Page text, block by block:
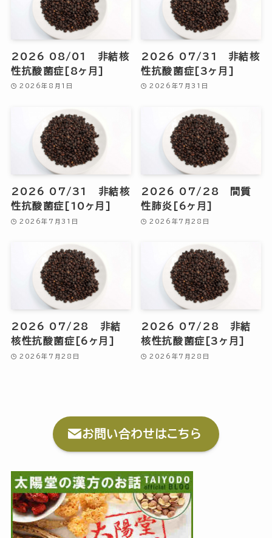
2026 08/01 非結核
性抗酸菌症[8ヶ月]
2026年8月1日
2026 07/31 非結核
性抗酸菌症[3ヶ月]
2026年7月31日
2026 07/31 非結核
性抗酸菌症[10ヶ月]
2026年7月31日
2026 07/28 間質
性肺炎[6ヶ月]
2026年7月28日
2026 07/28 非結
核性抗酸菌症[6ヶ月]
2026年7月28日
2026 07/28 非結
核性抗酸菌症[3ヶ月]
2026年7月28日
お問い合わせはこちら